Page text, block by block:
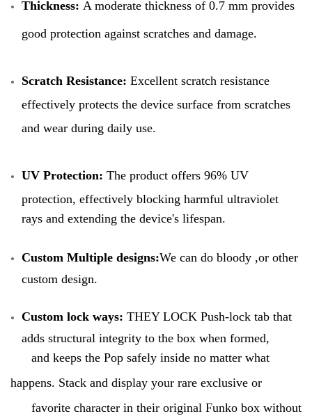
Thickness: A moderate thickness of 0.7 mm provides
good protection against scratches and damage.
Scratch Resistance: Excellent scratch resistance
effectively protects the device surface from scratches
and wear during daily use.
UV Protection: The product offers 96% UV
protection, effectively blocking harmful ultraviolet
rays and extending the device's lifespan.
Custom Multiple designs:We can do bloody ,or other
custom design.
Custom lock ways: THEY LOCK Push-lock tab that
adds structural integrity to the box when formed,
and keeps the Pop safely inside no matter what
happens. Stack and display your rare exclusive or
favorite character in their original Funko box without